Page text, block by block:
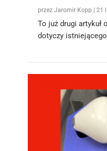
przezJaromir Kopp |21
To już drugi artykuł
dotyczy